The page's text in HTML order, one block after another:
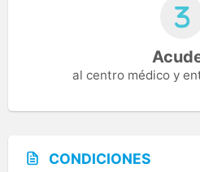
al centro médico y
CONDICIONES